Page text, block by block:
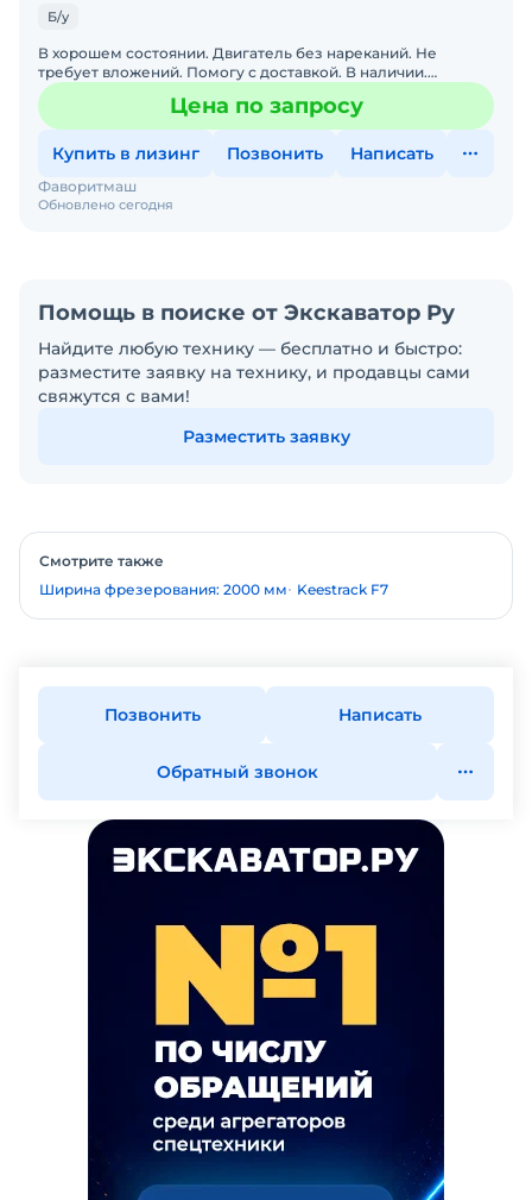
Б/у
В хорошем состоянии. Двигатель без нареканий. Не
требует вложений. Помогу с доставкой. В наличии.
Обслуживалась у оф. дилера. Готова к эксплуатации.
Цена по запросу
Купить в лизинг Позвонить Написать
Обновлено сегодня
Фаворитмаш
Помощь в поиске от Экскаватор Ру
Найдите любую технику — бесплатно и быстро:
разместите заявку на технику, и продавцы сами
свяжутся с вами!
Разместить заявку
Смотрите также
Ширина фрезерования: 2000 мм
Keestrack F7
Позвонить Написать
Обратный звонок